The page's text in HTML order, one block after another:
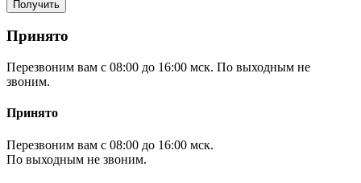
Принято
Перезвоним вам с 08:00 до 16:00 мск. По выходным не
звоним.
Принято
Перезвоним вам с 08:00 до 16:00 мск.
По выходным не звоним.